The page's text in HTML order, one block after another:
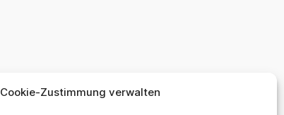
Cookie-Zustimmung verwalten